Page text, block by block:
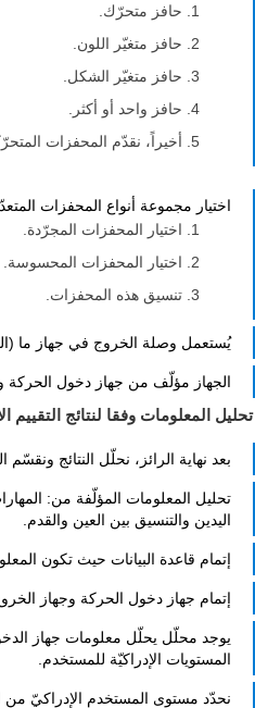
حافز متحرّك.
حافز متغيّر اللون.
حافز متغيّر الشكل.
حافز واحد أو أكثر.
أخيراً، نقدّم المحفزات
اختيار مجموعة أنواع المحفزات
اختيار المحفزات المجرّدة.
اختيار المحفزات المحسوسة.
تنسيق هذه المحفزات.
يُستعمل وصلة الخروج في جهاز ما
الجهاز مؤلّف من جهاز دخول الحركة
تحليل المعلومات وفقا لنتائج التقييم
بعد نهاية الرائز، نحلّل النتائج ونقسّم
تحليل المعلومات المؤلّفة من:
اليدين والتنسيق بين العين والقدم.
إتمام قاعدة البيانات حيث تكون
إتمام جهاز دخول الحركة وجهاز
يوجد محلّل يحلّل معلومات جهاز
المستويات الإدراكيّة للمستخدم.
نحدّد مستوى المستخدم الإدراكيّ من